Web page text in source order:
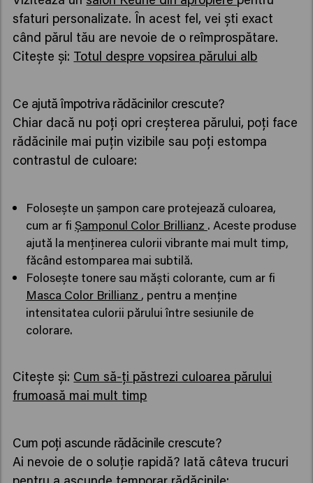
sfaturi personalizate. În acest fel, vei ști exact
când părul tău are nevoie de o reîmprospătare.
Citește și: Totul despre vopsirea părului alb
Ce ajută împotriva rădăcinilor crescute?
Chiar dacă nu poți opri creșterea părului, poți face
rădăcinile mai puțin vizibile sau poți estompa
contrastul de culoare:
Folosește un șampon care protejează culoarea,
cum ar fi Șamponul Color Brillianz . Aceste produse
ajută la menținerea culorii vibrante mai mult timp,
făcând estomparea mai subtilă.
Folosește tonere sau măști colorante, cum ar fi
Masca Color Brillianz , pentru a menține
intensitatea culorii părului între sesiunile de
colorare.
Citește și: Cum să-ți păstrezi culoarea părului
frumoasă mai mult timp
Cum poți ascunde rădăcinile crescute?
Ai nevoie de o soluție rapidă? Iată câteva trucuri